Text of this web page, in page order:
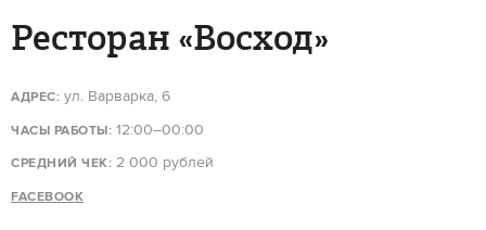
Ресторан «Восход»
АДРЕС: ул. Варварка, 6
ЧАСЫ РАБОТЫ: 12:00–00:00
СРЕДНИЙ ЧЕК: 2 000 рублей
FACEBOOK